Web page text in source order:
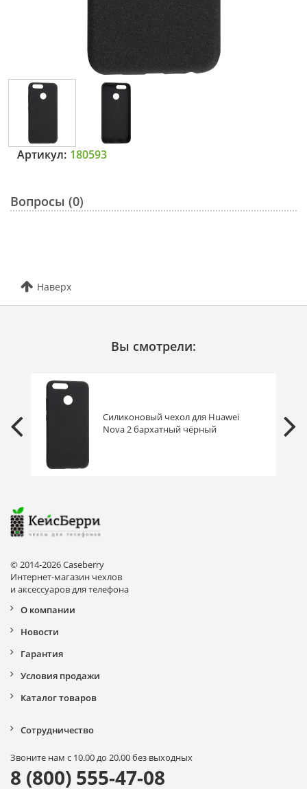
Артикул: 180593
Вопросы (0)
Наверх
Вы смотрели:
Силиконовый чехол для Huawei
Nova 2 бархатный чёрный
© 2014-2026 Caseberry
Интернет-магазин чехлов
и аксессуаров для телефона
О компании
Новости
Гарантия
Условия продажи
Каталог товаров
Сотрудничество
Звоните нам с 10.00 до 20.00 без выходных
8 (800) 555-47-08